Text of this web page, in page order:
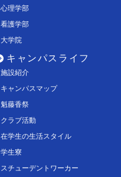
心理学部
看護学部
大学院
キャンパスライフ
施設紹介
キャンパスマップ
魁藤香祭
クラブ活動
在学生の生活スタイル
学生寮
スチューデントワーカー